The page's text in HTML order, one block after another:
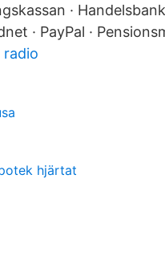
·
· PayPal ·
radio
hjärtat